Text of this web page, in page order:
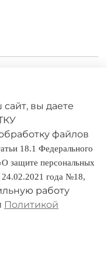
в переводе
для
в нашем
Для этого
лайн или
на сайте.
в переплете их
искусно
самым
для
вы даете
файлов
18.1 Федерального
защите персональных
24.02.2021 года №18,
работу
Политикой